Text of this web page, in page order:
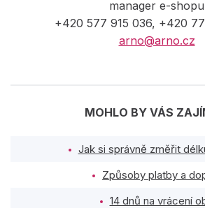
manager e-shopu
+420 577 915 036, +420
arno@arno.cz
MOHLO BY VÁS
Jak si správně změřit
Způsoby platby a
14 dnů na vrácení